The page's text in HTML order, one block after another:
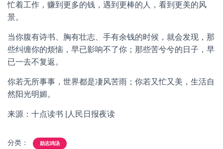
忙着工作，赚到更多的钱，遇到更棒的人，看到更美的风
景。
当你腹有诗书、胸有壮志、手有余钱的时候，就会发现，那
些纠缠你的烦恼，早已影响不了你；那些苦兮兮的日子，早
已一去不复返。
你若无所事事，世界都是凄风苦雨；你若又忙又美，生活自
然阳光明媚。
来源：十点读书 |人民日报夜读
分类： 励志鸡汤